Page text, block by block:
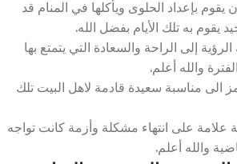
بإعداد الحلوى ويأكلها في المنام قد
به تلك الأيام بفضل الله.
إلى الراحة والسعادة التي يتمتع بها
والله أعلم.
الى مناسبة سعيدة قادمة لاهل البيت تلك
علامة على انتهاء مشكلة وأزمة كانت تواجه
والله أعلم.